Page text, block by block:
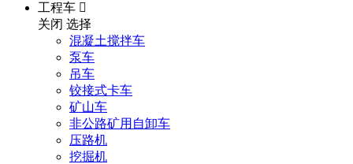
工程车 
关闭 选择
混凝土搅拌车
泵车
吊车
铰接式卡车
矿山车
非公路矿用自卸车
压路机
挖掘机